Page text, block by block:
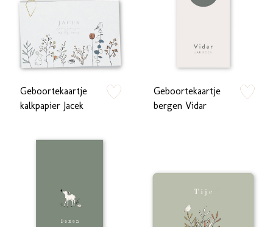
Geboortekaartje
kalkpapier Jacek
zet op verlanglijstje
Geboortekaartje
bergen Vidar